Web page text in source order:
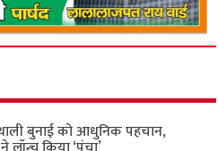
बुनाई को आधुनिक पहचान,